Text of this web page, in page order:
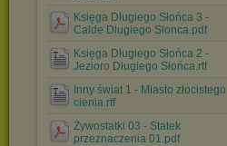
Księga Długiego Słońca 3 -
Calde Dlugiego Slonca.pdf
Księga Długiego Słońca 2 -
Jezioro Długiego Słońca.rtf
Inny świat 1 - Miasto złocistego
cienia.rtf
Żywostatki 03 - Statek
przeznaczenia 01.pdf